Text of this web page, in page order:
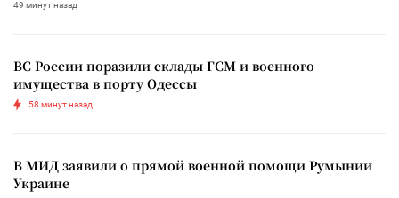
49 минут назад
ВС России поразили склады ГСМ и военного
имущества в порту Одессы
58 минут назад
В МИД заявили о прямой военной помощи Румынии
Украине